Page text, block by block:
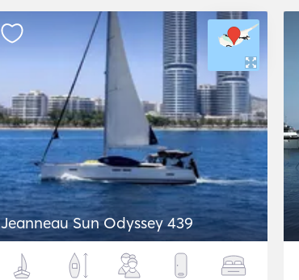
Jeanneau Sun Odyssey 439